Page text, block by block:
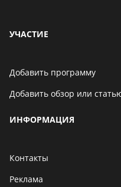
УЧАСТИЕ
Добавить программу
Добавить обзор или
ИНФОРМАЦИЯ
Контакты
Реклама